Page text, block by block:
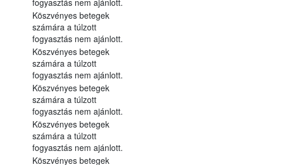
Köszvényes betegek
számára a túlzott
fogyasztás nem ajánlott.
Köszvényes betegek
számára a túlzott
fogyasztás nem ajánlott.
Köszvényes betegek
számára a túlzott
fogyasztás nem ajánlott.
Köszvényes betegek
számára a túlzott
fogyasztás nem ajánlott.
Köszvényes betegek